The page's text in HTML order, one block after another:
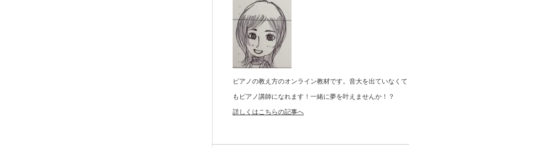
ピアノの教え方のオンライン教材です。音大を出ていなくて
もピアノ講師になれます！一緒に夢を叶えませんか！？
詳しくはこちらの記事へ